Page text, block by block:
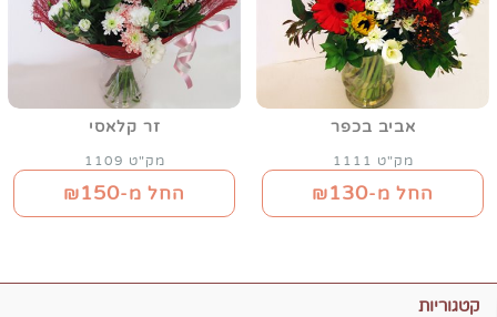
אביב בכפר
מק"ט 1111
החל מ-₪130
זר קלאסי
מק"ט 1109
החל מ-₪150
קטגוריות